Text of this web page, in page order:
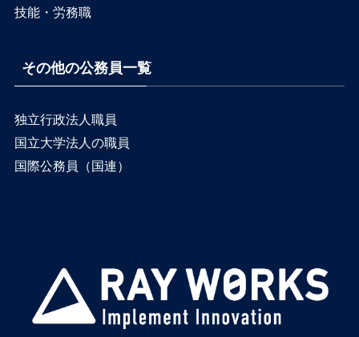
技能・労務職
その他の公務員一覧
独立行政法人職員
国立大学法人の職員
国際公務員（国連）